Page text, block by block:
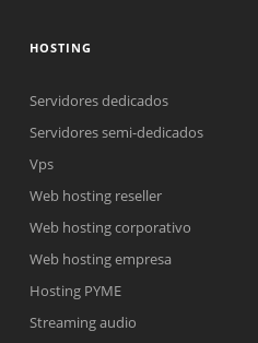
online
correo electrónico con el enlace a
reunión online.
contactaremos a la brevedad.
Online
con sus datos personales.
HOSTING
Servidores dedicados
Servidores semi-dedicados
Vps
Web hosting reseller
Web hosting corporativo
Web hosting empresa
Hosting PYME
Streaming audio